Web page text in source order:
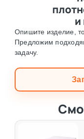
и
Опишите изделие,
Предложим
задачу.